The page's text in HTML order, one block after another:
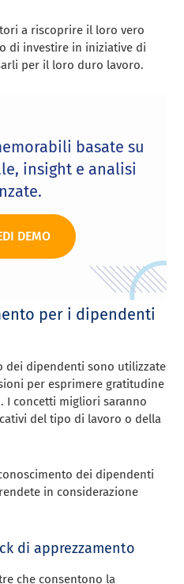
a riscoprire il loro vero
di investire in iniziative di
per il loro duro lavoro.
basate su
insight e analisi
DEMO
per i dipendenti
dei dipendenti sono utilizzate
per esprimere gratitudine
I concetti migliori saranno
del tipo di lavoro o della
dei dipendenti
in considerazione
di apprezzamento
che consentono la